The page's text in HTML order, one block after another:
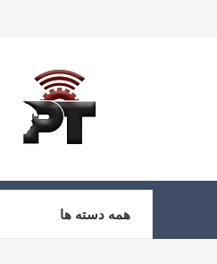
همه دسته ها